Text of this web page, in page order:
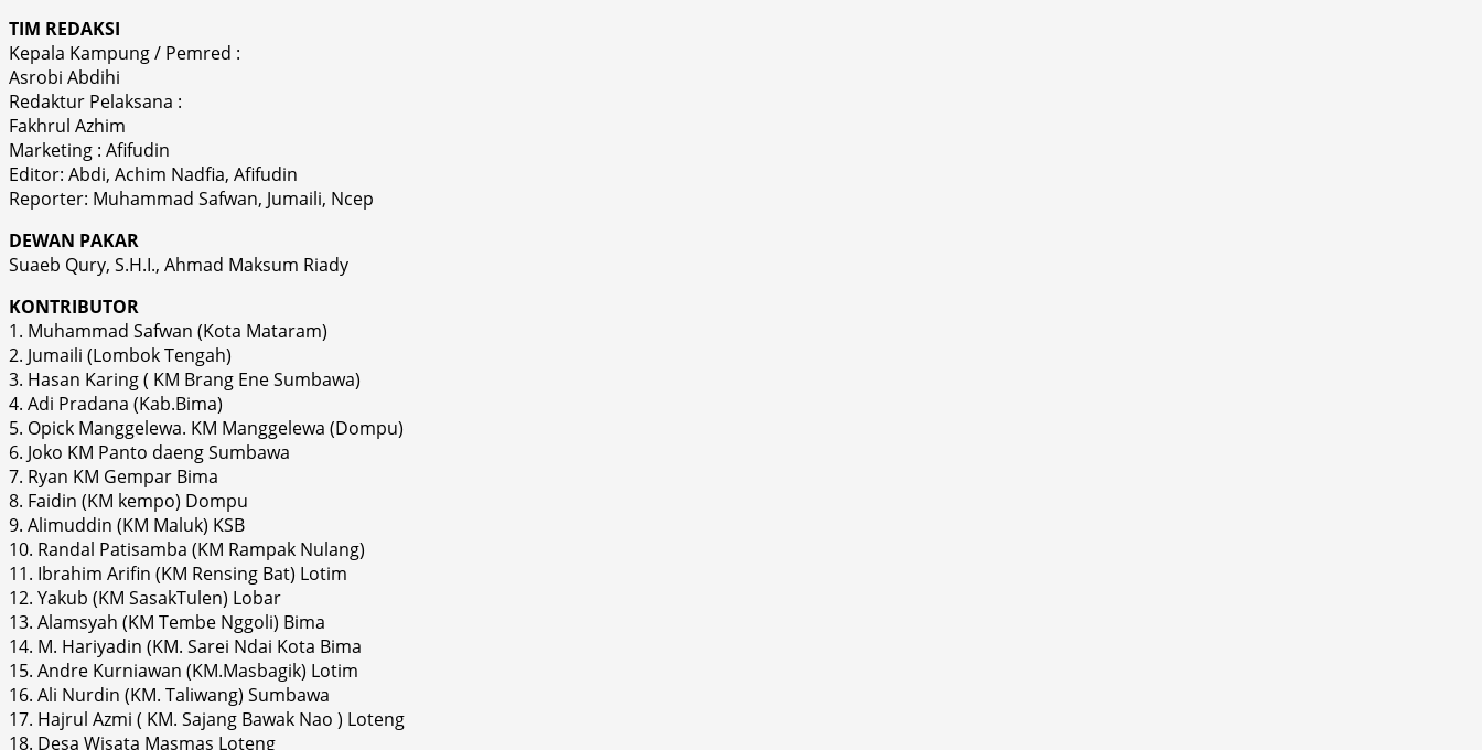
TIM REDAKSI
Kepala Kampung / Pemred :
Asrobi Abdihi
Redaktur Pelaksana :
Fakhrul Azhim
Marketing : Afifudin
Editor: Abdi, Achim Nadfia, Afifudin
Reporter: Muhammad Safwan, Jumaili, Ncep
DEWAN PAKAR
Suaeb Qury, S.H.I., Ahmad Maksum Riady
KONTRIBUTOR
1. Muhammad Safwan (Kota Mataram)
2. Jumaili (Lombok Tengah)
3. Hasan Karing ( KM Brang Ene Sumbawa)
4. Adi Pradana (Kab.Bima)
5. Opick Manggelewa. KM Manggelewa (Dompu)
6. Joko KM Panto daeng Sumbawa
7. Ryan KM Gempar Bima
8. Faidin (KM kempo) Dompu
9. Alimuddin (KM Maluk) KSB
10. Randal Patisamba (KM Rampak Nulang)
11. Ibrahim Arifin (KM Rensing Bat) Lotim
12. Yakub (KM SasakTulen) Lobar
13. Alamsyah (KM Tembe Nggoli) Bima
14. M. Hariyadin (KM. Sarei Ndai Kota Bima
15. Andre Kurniawan (KM.Masbagik) Lotim
16. Ali Nurdin (KM. Taliwang) Sumbawa
17. Hajrul Azmi ( KM. Sajang Bawak Nao ) Loteng
18. Desa Wisata Masmas Loteng